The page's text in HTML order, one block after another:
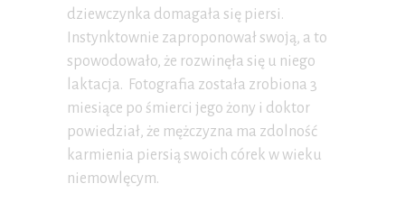
dziewczynka domagała się piersi.
Instynktownie zaproponował swoją, a to
spowodowało, że rozwinęła się u niego
laktacja. Fotografia została zrobiona 3
miesiące po śmierci jego żony i doktor
powiedział, że mężczyzna ma zdolność
karmienia piersią swoich córek w wieku
niemowlęcym.